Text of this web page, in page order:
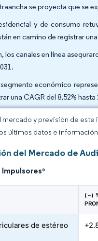
se proyecta que se
y de consumo
en camino de registrar
los canales en línea
económico
una CAGR del 8,52% hasta
mercado y previsión de
últimos datos e
del Mercado de
Impulsores*
(~)
de estéreo